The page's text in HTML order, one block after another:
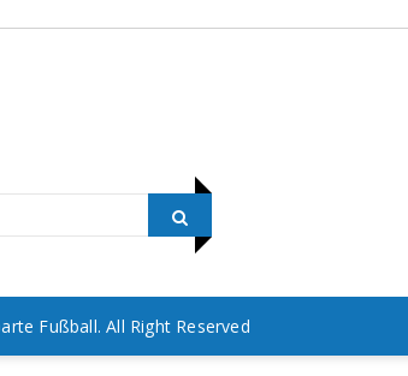
Fußball. All Right Reserved